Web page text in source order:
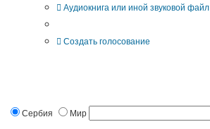
Аудиокнига или иной звуковой файл
Создать голосование
Сербия Мир